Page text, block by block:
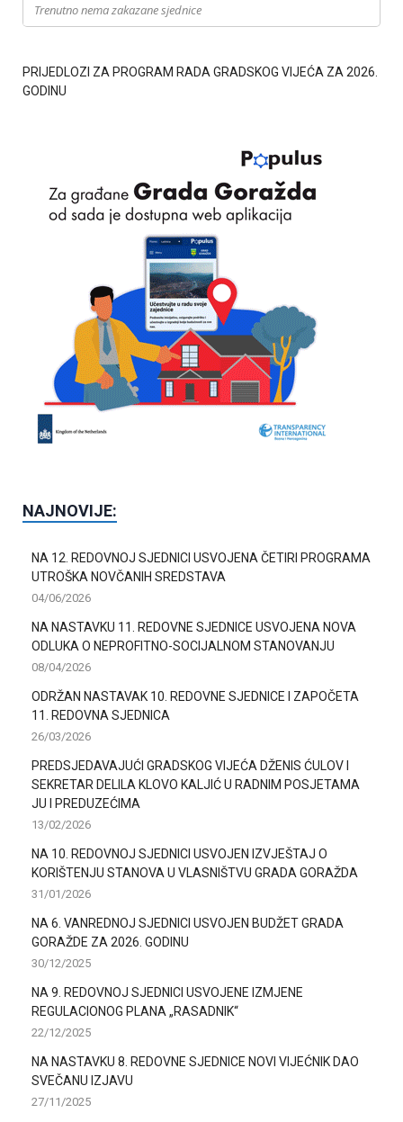
Trenutno nema zakazane sjednice
PRIJEDLOZI ZA PROGRAM RADA GRADSKOG VIJEĆA ZA 2026.
GODINU
NAJNOVIJE:
NA 12. REDOVNOJ SJEDNICI USVOJENA ČETIRI PROGRAMA
UTROŠKA NOVČANIH SREDSTAVA
04/06/2026
NA NASTAVKU 11. REDOVNE SJEDNICE USVOJENA NOVA
ODLUKA O NEPROFITNO-SOCIJALNOM STANOVANJU
08/04/2026
ODRŽAN NASTAVAK 10. REDOVNE SJEDNICE I ZAPOČETA
11. REDOVNA SJEDNICA
26/03/2026
PREDSJEDAVAJUĆI GRADSKOG VIJEĆA DŽENIS ĆULOV I
SEKRETAR DELILA KLOVO KALJIĆ U RADNIM POSJETAMA
JU I PREDUZEĆIMA
13/02/2026
NA 10. REDOVNOJ SJEDNICI USVOJEN IZVJEŠTAJ O
KORIŠTENJU STANOVA U VLASNIŠTVU GRADA GORAŽDA
31/01/2026
NA 6. VANREDNOJ SJEDNICI USVOJEN BUDŽET GRADA
GORAŽDE ZA 2026. GODINU
30/12/2025
NA 9. REDOVNOJ SJEDNICI USVOJENE IZMJENE
REGULACIONOG PLANA „RASADNIK“
22/12/2025
NA NASTAVKU 8. REDOVNE SJEDNICE NOVI VIJEĆNIK DAO
SVEČANU IZJAVU
27/11/2025